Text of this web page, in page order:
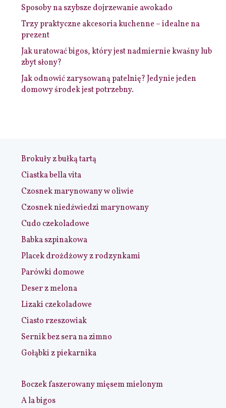
Sposoby na szybsze dojrzewanie awokado
Trzy praktyczne akcesoria kuchenne – idealne na
prezent
Jak uratować bigos, który jest nadmiernie kwaśny lub
zbyt słony?
Jak odnowić zarysowaną patelnię? Jedynie jeden
domowy środek jest potrzebny.
Brokuły z bułką tartą
Ciastka bella vita
Czosnek marynowany w oliwie
Czosnek niedźwiedzi marynowany
Cudo czekoladowe
Babka szpinakowa
Placek drożdżowy z rodzynkami
Parówki domowe
Deser z melona
Lizaki czekoladowe
Ciasto rzeszowiak
Sernik bez sera na zimno
Gołąbki z piekarnika
Boczek faszerowany mięsem mielonym
A la bigos